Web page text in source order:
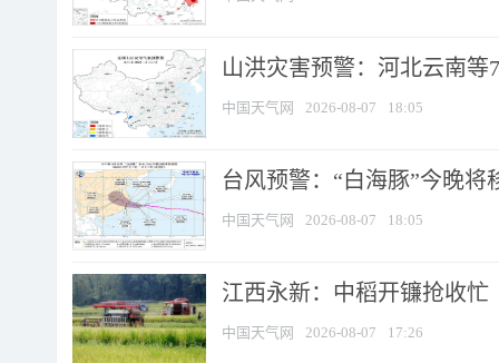
山洪灾害预警：河北云南
中国天气网 2026-08-07 18:05
台风预警：“白海豚”今晚将
中国天气网 2026-08-07 18:05
江西永新：中稻开镰抢收忙
中国天气网 2026-08-07 17:26